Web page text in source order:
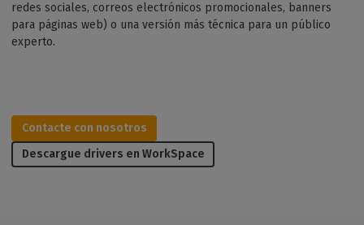
redes sociales, correos electrónicos promocionales, banners
para páginas web) o una versión más técnica para un público
experto.
Contacte con nosotros
Descargue drivers en WorkSpace